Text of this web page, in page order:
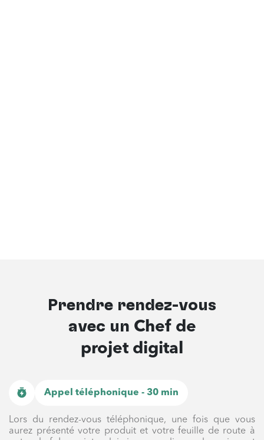
Prendre rendez-vous
avec un Chef de
projet digital
Appel téléphonique - 30 min
Lors du rendez-vous téléphonique, une fois que vous
aurez présenté votre produit et votre feuille de route à